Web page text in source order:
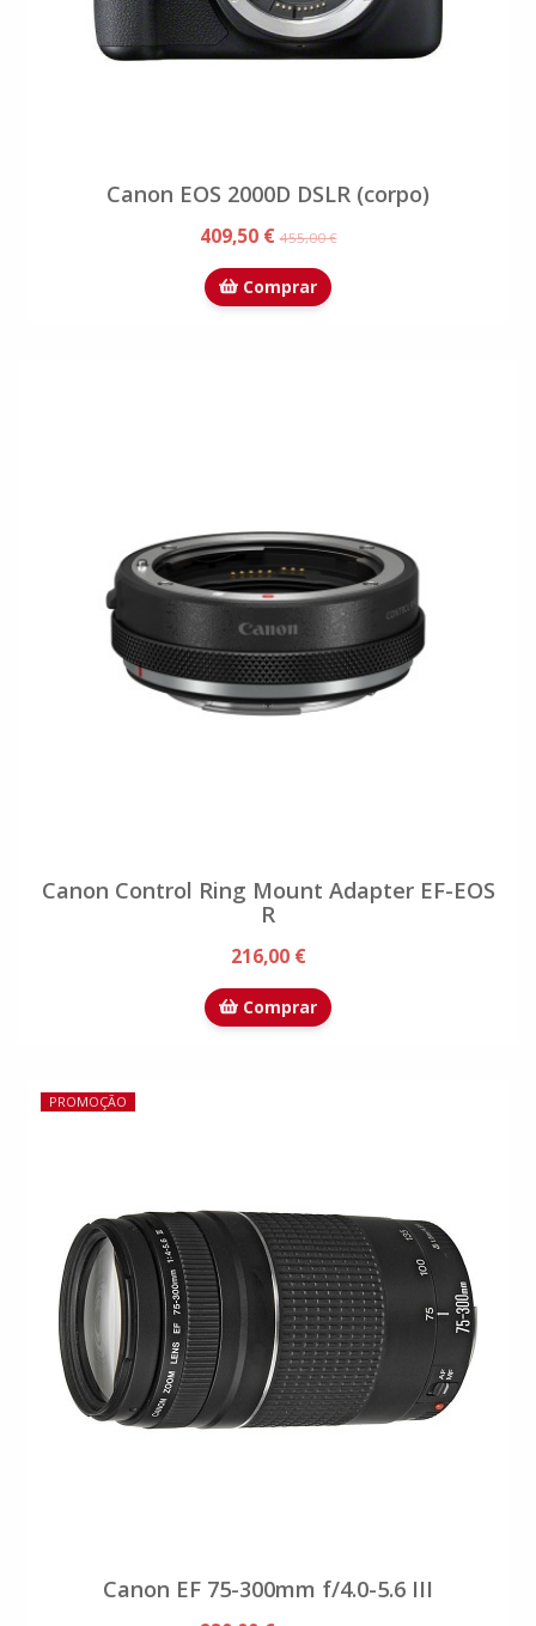
Canon EOS 2000D DSLR (corpo)
409,50 €455,00 €
Comprar
Canon Control Ring Mount Adapter EF-EOS
R
216,00 €
Comprar
PROMOÇÃO
Canon EF 75-300mm f/4.0-5.6 III